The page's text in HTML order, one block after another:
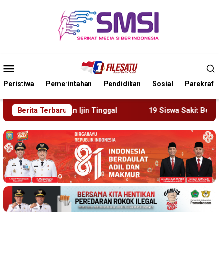
Mobile
Peristiwa Pemerintahan Pendidikan Sosial Parekraf
Berita Terbaru
19 Siswa Sakit Bersamaan, Wartawan Sempat Terhalang